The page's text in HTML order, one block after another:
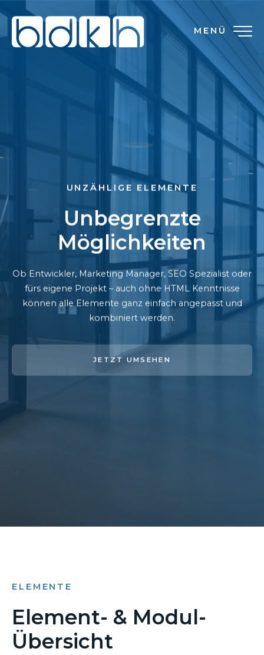
MENÜ
UNZÄHLIGE ELEMENTE
Unbegrenzte
Möglichkeiten
Ob Entwickler, Marketing Manager, SEO Spezialist oder
fürs eigene Projekt – auch ohne HTML Kenntnisse
können alle Elemente ganz einfach angepasst und
kombiniert werden.
JETZT UMSEHEN
ELEMENTE
Element- & Modul-
Übersicht